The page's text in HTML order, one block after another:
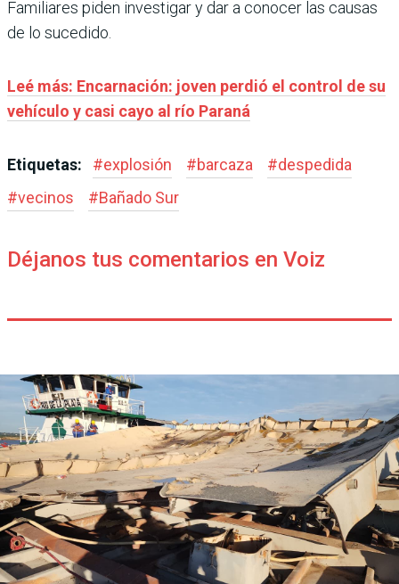
Familiares piden investigar y dar a conocer las causas
de lo sucedido.
Leé más: Encarnación: joven perdió el control de su
vehículo y casi cayo al río Paraná
Etiquetas: #explosión #barcaza #despedida
#vecinos #Bañado Sur
Déjanos tus comentarios en Voiz